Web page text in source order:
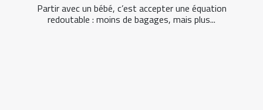
Partir avec un bébé, c’est accepter une équation
redoutable : moins de bagages, mais plus...